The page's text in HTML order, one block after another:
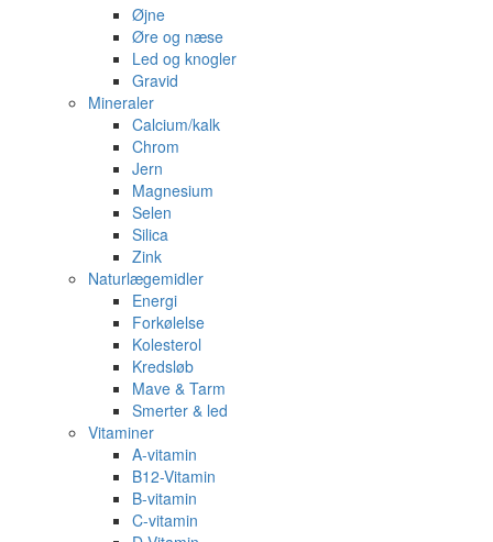
Øjne
Øre og næse
Led og knogler
Gravid
Mineraler
Calcium/kalk
Chrom
Jern
Magnesium
Selen
Silica
Zink
Naturlægemidler
Energi
Forkølelse
Kolesterol
Kredsløb
Mave & Tarm
Smerter & led
Vitaminer
A-vitamin
B12-Vitamin
B-vitamin
C-vitamin